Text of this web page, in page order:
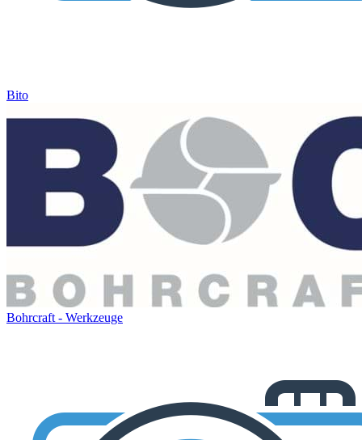
Bito
Bohrcraft - Werkzeuge